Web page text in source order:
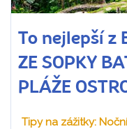
To nejlepší z
ZE SOPKY
PLÁŽE
Tipy na zážitky: